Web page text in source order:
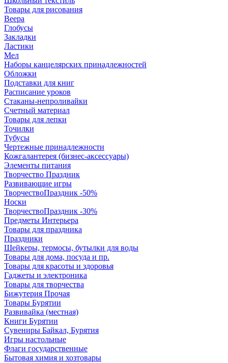
Товары для рисования
Веера
Глобусы
Закладки
Ластики
Мел
Наборы канцелярских принадлежностей
Обложки
Подставки для книг
Расписание уроков
Стаканы-непроливайки
Счетный материал
Товары для лепки
Точилки
Тубусы
Чертежные принадлежности
Кожгалантерея (бизнес-аксессуары)
Элементы питания
Творчество Праздник
Развивающие игры
ТворчествоПраздник -50%
Носки
ТворчествоПраздник -30%
Предметы Интерьера
Товары для праздника
Праздники
Шейкеры, термосы, бутылки для воды
Товары для дома, посуда и пр.
Товары для красоты и здоровья
Гаджеты и электроника
Товары для творчества
Бижутерия Прочая
Товары Бурятии
Развивайка (местная)
Книги Бурятии
Сувениры Байкал, Бурятия
Игры настольные
Флаги государственные
Бытовая химия и хозтовары